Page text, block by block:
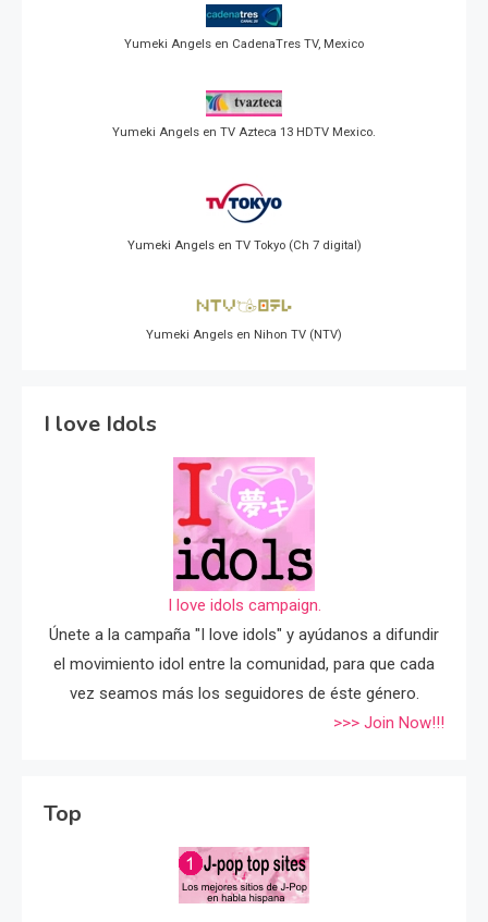
Yumeki Angels en CadenaTres TV, Mexico
Yumeki Angels en TV Azteca 13 HDTV Mexico.
Yumeki Angels en TV Tokyo (Ch 7 digital)
Yumeki Angels en Nihon TV (NTV)
I love Idols
I love idols campaign.
Únete a la campaña "I love idols" y ayúdanos a difundir
el movimiento idol entre la comunidad, para que cada
vez seamos más los seguidores de éste género.
>>> Join Now!!!
Top